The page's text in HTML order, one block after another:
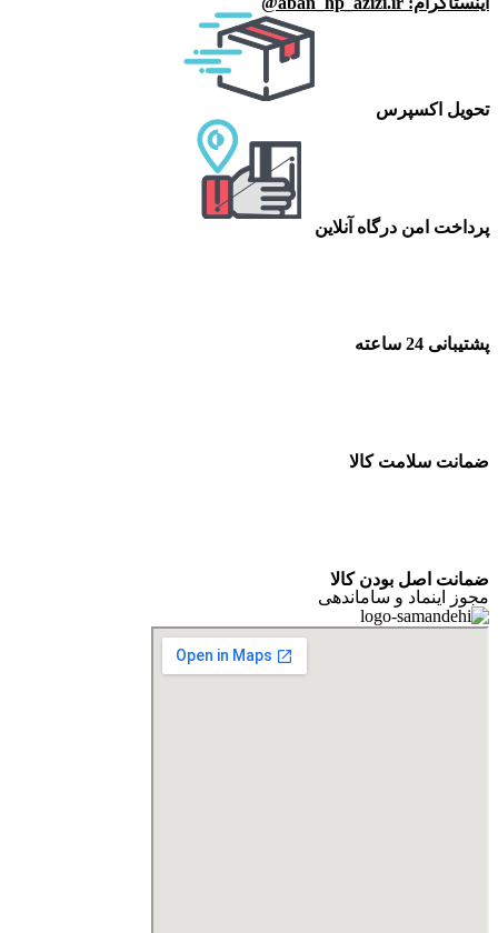
تحویل اکسپرس
پرداخت امن درگاه آنلاین
پشتیبانی 24 ساعته
ضمانت سلامت کالا
ضمانت اصل بودن کالا
مجوز اینماد و ساماندهی